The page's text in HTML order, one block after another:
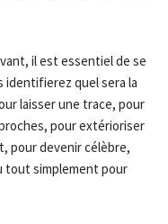
il est essentiel de se
identifierez quel sera la
laisser une trace, pour
pour extérioriser
pour devenir célèbre,
tout simplement pour